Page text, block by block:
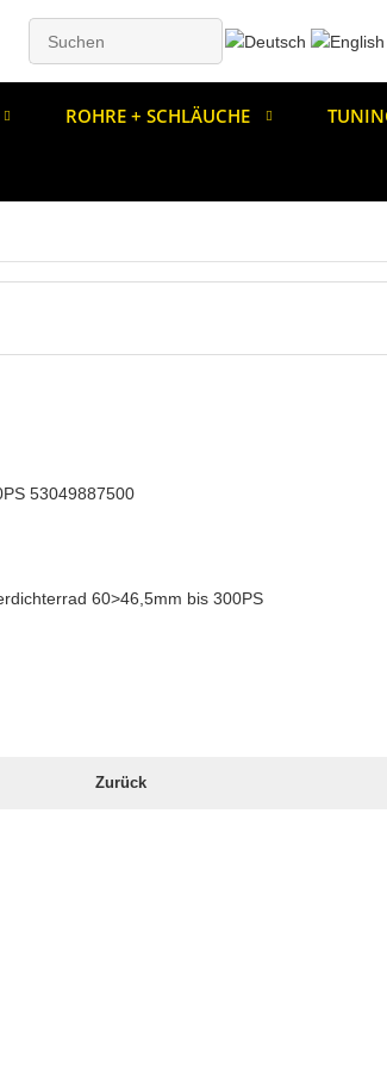
ROHRE + SCHLÄUCHE
53049887500
60>46,5mm bis 300PS
Zurück